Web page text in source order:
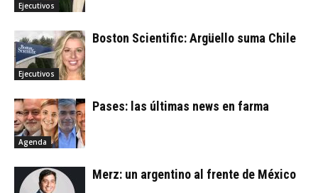
Ejecutivos
Ejecutivos
Boston Scientific: Argüello suma Chile
Agenda
Pases: las últimas news en farma
Merz: un argentino al frente de México